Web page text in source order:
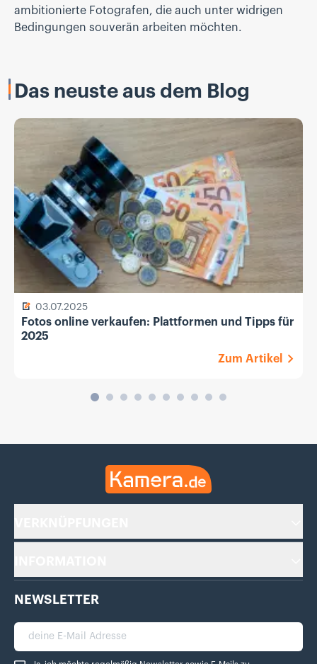
ambitionierte Fotografen, die auch unter widrigen
Bedingungen souverän arbeiten möchten.
Das neuste aus dem Blog
03.07.2025
Fotos online verkaufen: Plattformen und Tipps für
2025
Zum Artikel
Kamera.de
NEWSLETTER
deine E-Mail Adresse